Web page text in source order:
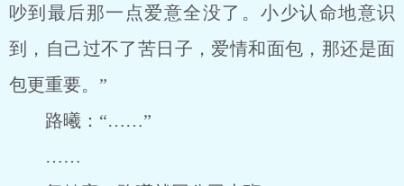
吵到最后那一点爱意全没了。小少认命地意识
到，自己过不了苦日子，爱情和面包，那还是面
包更重要。”
路曦：“……”
……